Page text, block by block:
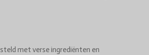
met verse ingrediënten en